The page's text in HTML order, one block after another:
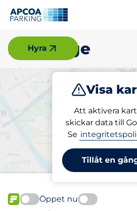
Huddinge
Visa
Att aktivera
skickar data till
Se
Tillåt en
Hyra
Parkera
Välj din
Huddinge
FLÖDE
Öppet nu